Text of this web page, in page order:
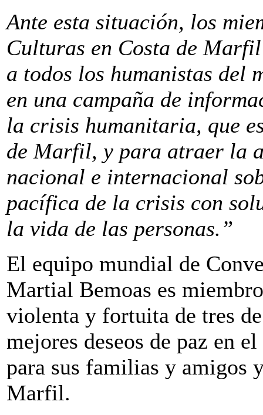
Ante esta situación, los
Culturas en Costa de
a todos los humanistas del
en una campaña de
la crisis humanitaria, que
de Marfil, y para atraer la
nacional e internacional
pacífica de la crisis con
la vida de las personas.”
El equipo mundial de
Martial Bemoas es
violenta y fortuita de tres
mejores deseos de paz en
para sus familias y amigos
Marfil.